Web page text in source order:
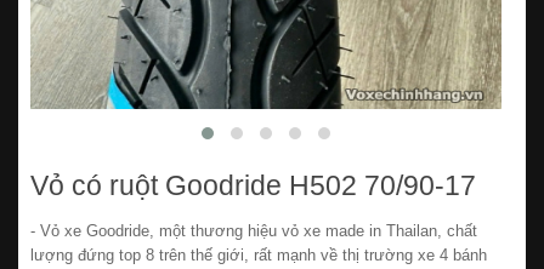
Vỏ có ruột Goodride H502 70/90-17
- Vỏ xe Goodride, một thương hiệu vỏ xe made in Thailan, chất
lượng đứng top 8 trên thế giới, rất mạnh về thị trường xe 4 bánh